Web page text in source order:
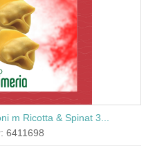
m Ricotta & Spinat 3...
6411698